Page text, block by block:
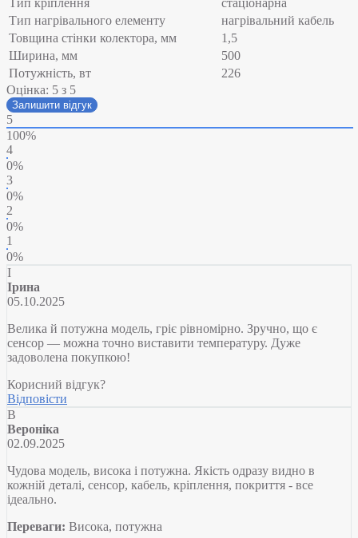
Тип кріплення
стаціонарна
Тип нагрівального елементу
нагрівальний кабель
Товщина стінки колектора, мм
1,5
Ширина, мм
500
Потужність, вт
226
Оцінка: 5 з 5
Залишити відгук
5
100%
4
0%
3
0%
2
0%
1
0%
І
Ірина
05.10.2025
Велика й потужна модель, гріє рівномірно. Зручно, що є
сенсор — можна точно виставити температуру. Дуже
задоволена покупкою!
Корисний відгук?
Відповісти
В
Вероніка
02.09.2025
Чудова модель, висока і потужна. Якість одразу видно в
кожній деталі, сенсор, кабель, кріплення, покриття - все
ідеально.
Переваги: Висока, потужна